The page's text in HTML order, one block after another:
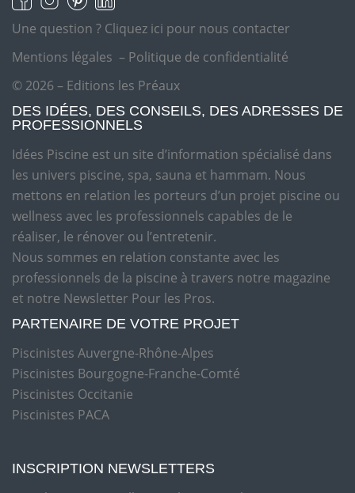
Une question ? Cliquez ici pour nous contacter
Mentions légales – Politique de confidentialité
© 2026 – Editions les Préaux
DES IDÉES, DES CONSEILS, DES ADRESSES DE
PROFESSIONNELS
Idées Piscine est un site d’information spécialisé dans
les univers piscine, spa, sauna et hammam. Nous
mettons en relation les porteurs d’un projet piscine ou
wellness avec les professionnels capables de le
réaliser, le rénover ou l’entretenir.
Nous sommes en relation constante avec les
professionnels de la piscine à travers notre magazine
et notre Newsletter Pour les Pros.
PARTENAIRE DE VOTRE PROJET
Piscinistes Auvergne-Rhône-Alpes
Piscinistes Bourgogne-Franche-Comté
Piscinistes Occitanie
Piscinistes PACA
INSCRIPTION NEWSLETTERS